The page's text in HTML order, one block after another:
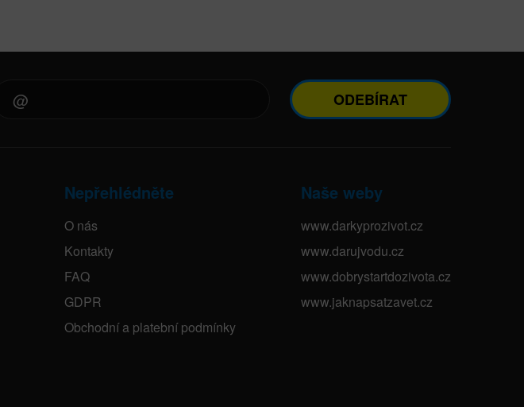
ODEBÍRAT
Nepřehlédněte
O nás
Kontakty
FAQ
GDPR
Obchodní a platební podmínky
Naše weby
www.darkyprozivot.cz
www.darujvodu.cz
www.dobrystartdozivota.cz
www.jaknapsatzavet.cz